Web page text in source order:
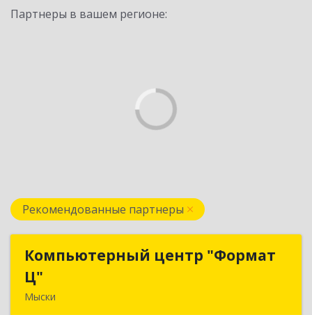
Партнеры в вашем регионе:
Рекомендованные партнеры
Компьютерный центр "Формат
Ц"
Мыски
Компьютерный центр "Формат